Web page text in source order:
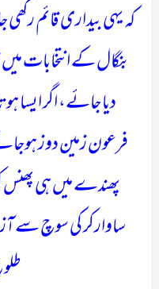
کہ یہی بیداری قائم
بنگال کے انتخابات
دیا جائے، اگر ایسا
فرعون زمین دوز
پھندے میں ہی پھنس
ساوارکر کی سوچ سے